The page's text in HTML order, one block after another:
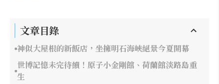
文章目錄
神似大屋根的新飯店，坐擁明石海峽絕景今夏開幕
世博記憶未完待續！原子小金剛館、荷蘭館淡路島重
生